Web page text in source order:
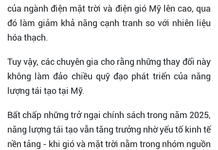
của ngành điện mặt trời và điện gió Mỹ lên cao, qua
đó làm giảm khả năng cạnh tranh so với nhiên liệu
hóa thạch.
Tuy vậy, các chuyên gia cho rằng những thay đổi này
không làm đảo chiều quỹ đạo phát triển của năng
lượng tái tạo tại Mỹ.
Bất chấp những trở ngại chính sách trong năm 2025,
năng lượng tái tạo vẫn tăng trưởng nhờ yếu tố kinh tế
nền tảng - khi gió và mặt trời nằm trong nhóm nguồn